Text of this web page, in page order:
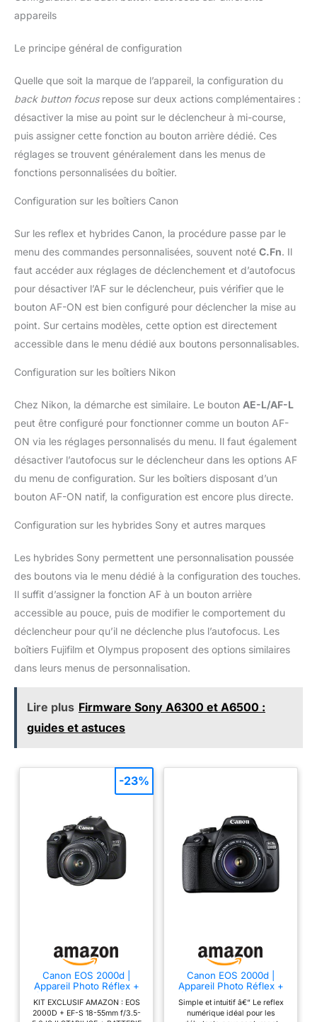
appareils
Le principe général de configuration
Quelle que soit la marque de l’appareil, la configuration du
back button focusrepose sur deux actions complémentaires :
désactiver la mise au point sur le déclencheur à mi-course,
puis assigner cette fonction au bouton arrière dédié. Ces
réglages se trouvent généralement dans les menus de
fonctions personnalisées du boîtier.
Configuration sur les boîtiers Canon
Sur les reflex et hybrides Canon, la procédure passe par le
menu des commandes personnalisées, souvent noté C.Fn. Il
faut accéder aux réglages de déclenchement et d’autofocus
pour désactiver l’AF sur le déclencheur, puis vérifier que le
bouton AF-ON est bien configuré pour déclencher la mise au
point. Sur certains modèles, cette option est directement
accessible dans le menu dédié aux boutons personnalisables.
Configuration sur les boîtiers Nikon
Chez Nikon, la démarche est similaire. Le bouton AE-L/AF-L
peut être configuré pour fonctionner comme un bouton AF-
ON via les réglages personnalisés du menu. Il faut également
désactiver l’autofocus sur le déclencheur dans les options AF
du menu de configuration. Sur les boîtiers disposant d’un
bouton AF-ON natif, la configuration est encore plus directe.
Configuration sur les hybrides Sony et autres marques
Les hybrides Sony permettent une personnalisation poussée
des boutons via le menu dédié à la configuration des touches.
Il suffit d’assigner la fonction AF à un bouton arrière
accessible au pouce, puis de modifier le comportement du
déclencheur pour qu’il ne déclenche plus l’autofocus. Les
boîtiers Fujifilm et Olympus proposent des options similaires
dans leurs menus de personnalisation.
Lire plus Firmware Sony A6300 et A6500 :
guides et astuces
Canon EOS 2000d |
Appareil Photo Réflex +
(APS-C, 24.1 MP, WiFi,
Full HD) + 2ème Batterie
+ Objectif EF-S 18-55mm
KIT EXCLUSIF AMAZON : EOS
2000D + EF-S 18-55mm f/3.5-
-23%
Canon EOS 2000d |
Appareil Photo Réflex +
(APS-C, 24.1 MP, WiFi,
Full HD) + Objectif EF-S
18-55mm f/3,5-5,6 DC
Simple et intuitif â€“ Le reflex
numérique idéal pour les